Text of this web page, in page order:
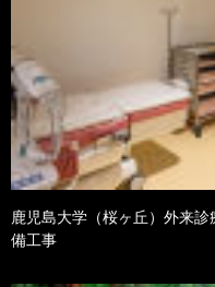
鹿児島大学（桜ヶ丘）外来
備工事